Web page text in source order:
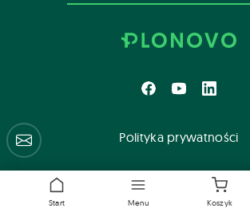
Start Menu Koszyk
Polityka prywatności
Centrum pomocy